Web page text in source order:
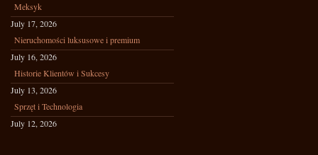
Meksyk
July 17, 2026
Nieruchomości luksusowe i premium
July 16, 2026
Historie Klientów i Sukcesy
July 13, 2026
Sprzęt i Technologia
July 12, 2026